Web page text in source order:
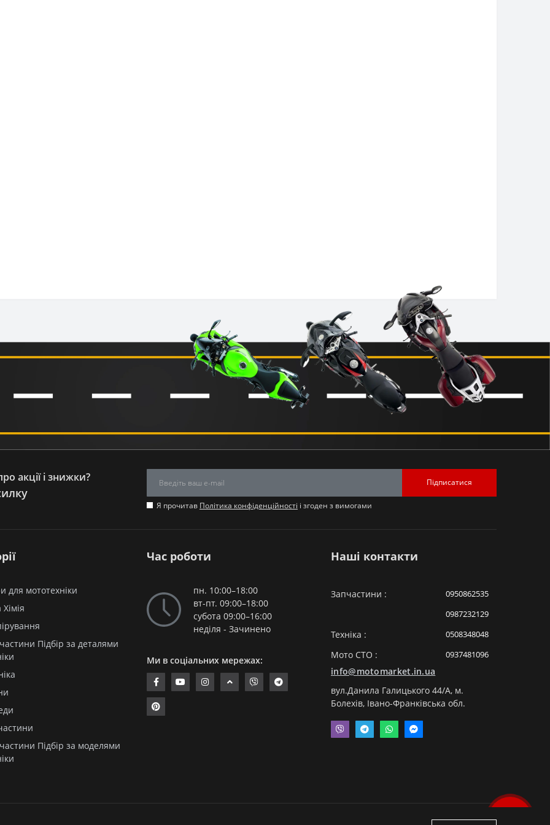
акції і знижки? Підписатися
Я прочитав Політика конфіденційності і згоден з вимогами
для мототехніки
Підбір за деталями
Підбір за моделями
Час роботи
пн. 10:00–18:00
вт-пт. 09:00–18:00
субота 09:00–16:00
неділя - Зачинено
Ми в соціальних мережах:
Наші контакти
Запчастини :
0950862535
0987232129
Техніка : 0508348048
Мото СТО : 0937481096
info@motomarket.in.ua
вул.Данила Галицького 44/A, м.
Болехів, Івано-Франківська обл.